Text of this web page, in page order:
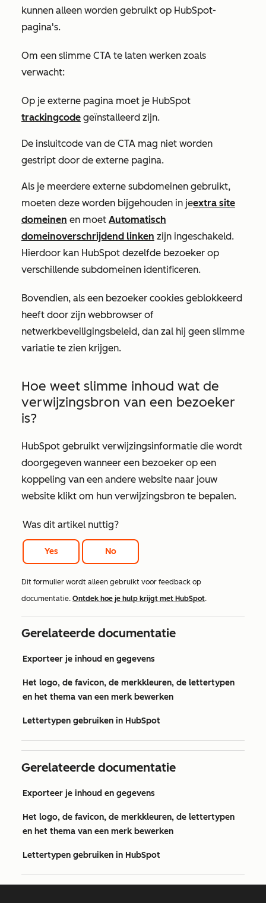
kunnen alleen worden gebruikt op HubSpot-
pagina's.
Om een slimme CTA te laten werken zoals
verwacht:
Op je externe pagina moet je HubSpot
trackingcode geïnstalleerd zijn.
De insluitcode van de CTA mag niet worden
gestript door de externe pagina.
Als je meerdere externe subdomeinen gebruikt,
moeten deze worden bijgehouden in jeextra site
domeinen en moet Automatisch
domeinoverschrijdend linken zijn ingeschakeld.
Hierdoor kan HubSpot dezelfde bezoeker op
verschillende subdomeinen identificeren.
Bovendien, als een bezoeker cookies geblokkeerd
heeft door zijn webbrowser of
netwerkbeveiligingsbeleid, dan zal hij geen slimme
variatie te zien krijgen.
Hoe weet slimme inhoud wat de
verwijzingsbron van een bezoeker
is?
HubSpot gebruikt verwijzingsinformatie die wordt
doorgegeven wanneer een bezoeker op een
koppeling van een andere website naar jouw
website klikt om hun verwijzingsbron te bepalen.
Was dit artikel nuttig?
Yes No
Dit formulier wordt alleen gebruikt voor feedback op
documentatie. Ontdek hoe je hulp krijgt met HubSpot.
Gerelateerde documentatie
Exporteer je inhoud en gegevens
Het logo, de favicon, de merkkleuren, de lettertypen
en het thema van een merk bewerken
Lettertypen gebruiken in HubSpot
Gerelateerde documentatie
Exporteer je inhoud en gegevens
Het logo, de favicon, de merkkleuren, de lettertypen
en het thema van een merk bewerken
Lettertypen gebruiken in HubSpot